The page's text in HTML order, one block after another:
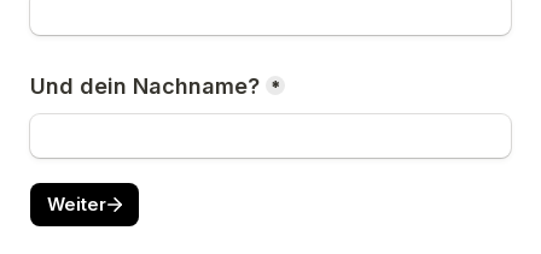
Und dein Nachname? *
Weiter